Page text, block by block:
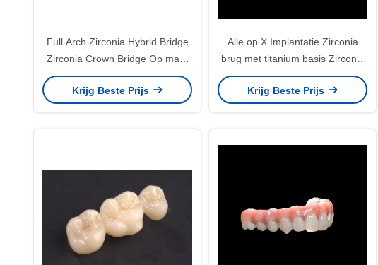
Full Arch Zirconia Hybrid Bridge
Zirconia Crown Bridge Op maat
gemaakt
Krijg Beste Prijs
Alle op X Implantatie Zirconia
brug met titanium basis Zirconia
kroon brug
Krijg Beste Prijs